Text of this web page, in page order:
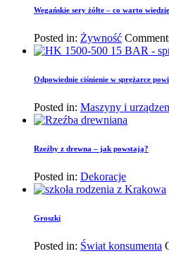
Wegańskie sery żółte – co warto
Posted in: Żywność
Odpowiednie ciśnienie w sprężarce
Posted in: Maszyny i
Rzeźby z drewna – jak powstają?
Posted in: Dekoracje
Groszki
Posted in: Świat konsumenta